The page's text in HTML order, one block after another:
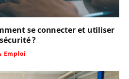
se connecter et utiliser
?
Emploi